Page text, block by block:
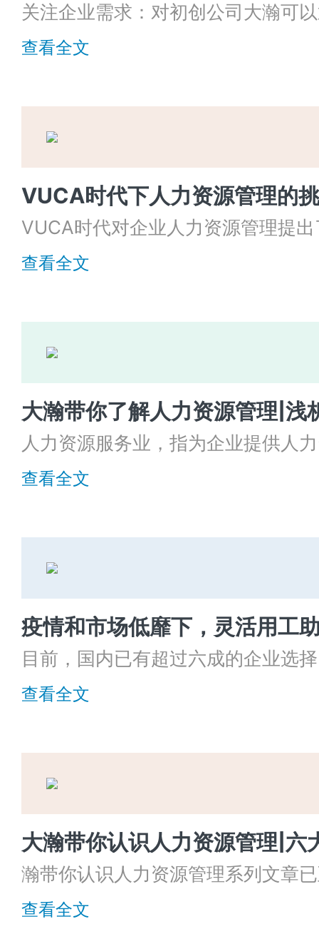
关注企业需求：对初创公司大瀚可
务，解放企业，使企业能够更好聚
查看全文
VUCA时代下人力资源管理的
VUCA时代对企业人力资源管理提
性和不确定性的交织下，企业人力
查看全文
大瀚带你了解人力资源管理|浅
人力资源服务业，指为企业提供人
业解决人力资源方面的问题，提升
查看全文
疫情和市场低靡下，灵活用工
目前，国内已有超过六成的企业选
活用工会受到企业的青睐呢，灵活
查看全文
大瀚带你认识人力资源管理|六
瀚带你认识人力资源管理系列文章
享的是人力资源六大模块和HR三支
查看全文